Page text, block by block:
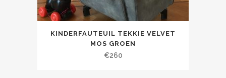
KINDERFAUTEUIL TEKKIE VELVET
MOS GROEN
€260